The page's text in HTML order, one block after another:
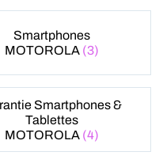
Smartphones
MOTOROLA (3)
Smartphones &
Tablettes
MOTOROLA (4)